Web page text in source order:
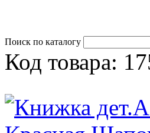
Поиск по каталогу
Код товара: